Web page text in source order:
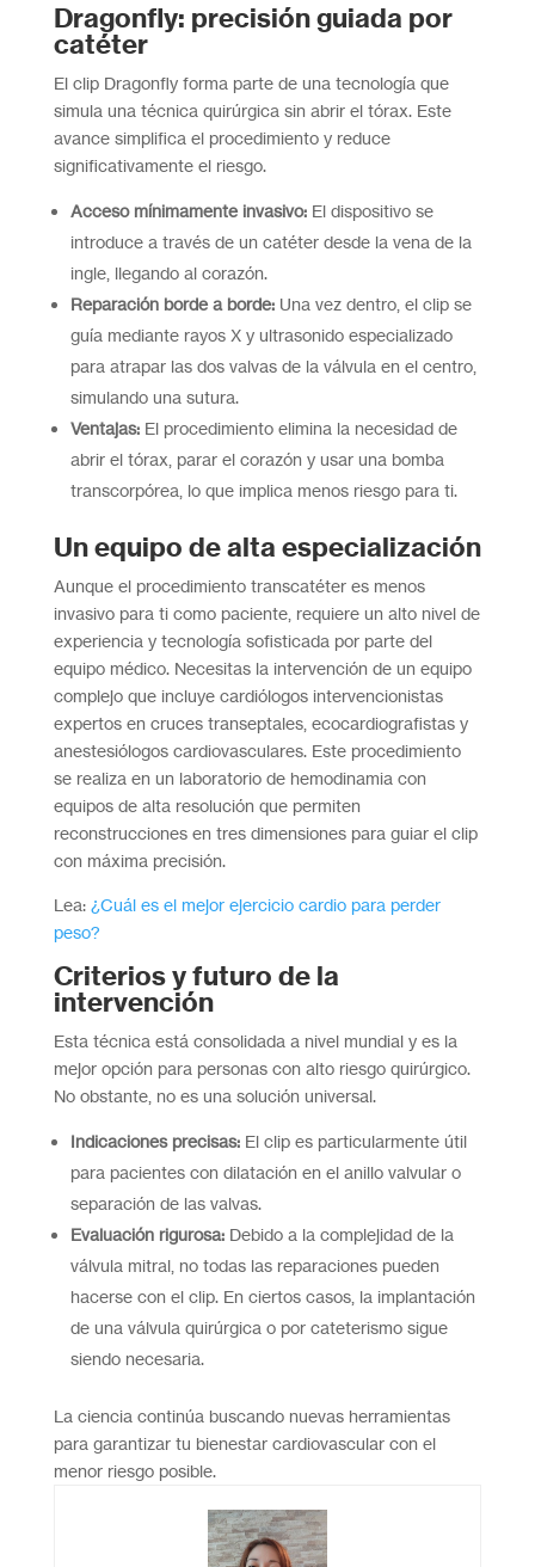
Dragonfly: precisión guiada por
catéter
El clip Dragonfly forma parte de una tecnología que
simula una técnica quirúrgica sin abrir el tórax. Este
avance simplifica el procedimiento y reduce
significativamente el riesgo.
Acceso mínimamente invasivo:El dispositivo se
introduce a través de un catéter desde la vena de la
ingle, llegando al corazón.
Reparación borde a borde:Una vez dentro, el clip se
guía mediante rayos X y ultrasonido especializado
para atrapar las dos valvas de la válvula en el centro,
simulando una sutura.
Ventajas:El procedimiento elimina la necesidad de
abrir el tórax, parar el corazón y usar una bomba
transcorpórea, lo que implica menos riesgo para ti.
Un equipo de alta especialización
Aunque el procedimiento transcatéter es menos
invasivo para ti como paciente, requiere un alto nivel de
experiencia y tecnología sofisticada por parte del
equipo médico. Necesitas la intervención de un equipo
complejo que incluye cardiólogos intervencionistas
expertos en cruces transeptales, ecocardiografistas y
anestesiólogos cardiovasculares. Este procedimiento
se realiza en un laboratorio de hemodinamia con
equipos de alta resolución que permiten
reconstrucciones en tres dimensiones para guiar el clip
con máxima precisión.
Lea: ¿Cuál es el mejor ejercicio cardio para perder
peso?
Criterios y futuro de la
intervención
Esta técnica está consolidada a nivel mundial y es la
mejor opción para personas con alto riesgo quirúrgico.
No obstante, no es una solución universal.
Indicaciones precisas:El clip es particularmente útil
para pacientes con dilatación en el anillo valvular o
separación de las valvas.
Evaluación rigurosa:Debido a la complejidad de la
válvula mitral, no todas las reparaciones pueden
hacerse con el clip. En ciertos casos, la implantación
de una válvula quirúrgica o por cateterismo sigue
siendo necesaria.
La ciencia continúa buscando nuevas herramientas
para garantizar tu bienestar cardiovascular con el
menor riesgo posible.